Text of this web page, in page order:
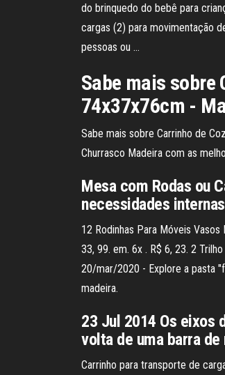
do brinquedo do bebê para
cargas (2) para movimentação
pessoas ou …
Sabe mais sobre
74x37x76cm -
Sabe mais sobre Carrinho de
Churrasco Madeira com as
Mesa com Rodas ou
necessidades
12 Rodinhas Para Móveis
33, 99. em. 6x . R$ 6, 23. 2
20/mar/2020 - Explore a pasta
madeira.
23 Jul 2014 Os eixos
volta de uma barra
Carrinho para transporte de